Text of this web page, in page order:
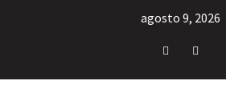
agosto 9, 2026